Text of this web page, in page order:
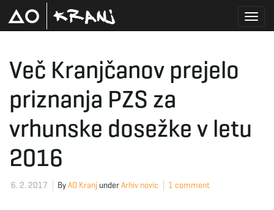
Več Kranjčanov prejelo
priznanja PZS za
vrhunske dosežke v letu
2016
6. 2. 2017 ByAO Kranj underArhiv novic 1 comment